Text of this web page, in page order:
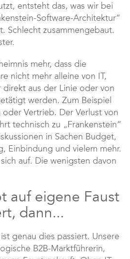
entsteht das, was wir bei
Software-Architektur“
Schlecht zusammengebaut.
mehr, dass die
nicht mehr alleine von IT,
aus der Linie oder von
werden. Zum Beispiel
Vertrieb. Der Verlust von
technisch zu „Frankenstein“
in Sachen Budget,
Einbindung und vielem mehr.
auf. Die wenigsten davon
auf eigene Faust
dann...
genau dies passiert. Unsere
B2B-Marktführerin,